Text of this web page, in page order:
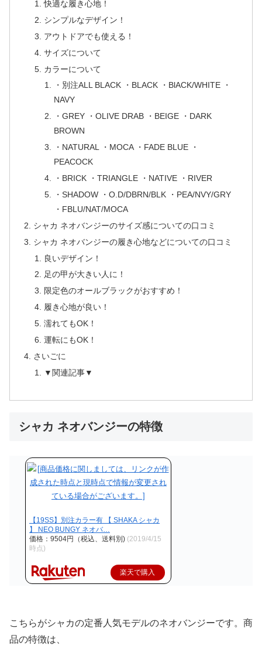
快適な履き心地！
シンプルなデザイン！
アウトドアでも使える！
サイズについて
カラーについて
・別注ALL BLACK ・BLACK ・BlACK/WHITE ・
NAVY
・GREY ・OLIVE DRAB ・BEIGE ・DARK
BROWN
・NATURAL ・MOCA ・FADE BLUE ・
PEACOCK
・BRICK ・TRIANGLE ・NATIVE ・RIVER
・SHADOW ・O.D/DBRN/BLK ・PEA/NVY/GRY
・FBLU/NAT/MOCA
シャカ ネオバンジーのサイズ感についての口コミ
シャカ ネオバンジーの履き心地などについての口コミ
良いデザイン！
足の甲が大きい人に！
限定色のオールブラックがおすすめ！
履き心地が良い！
濡れてもOK！
運転にもOK！
さいごに
▼関連記事▼
シャカ ネオバンジーの特徴
【19SS】別注カラー有 【 SHAKA シャカ
】 NEO BUNGY ネオバ…
価格：9504円（税込、送料別) (2019/4/15
時点)
楽天で購入
こちらがシャカの定番人気モデルのネオバンジーです。商
品の特徴は、